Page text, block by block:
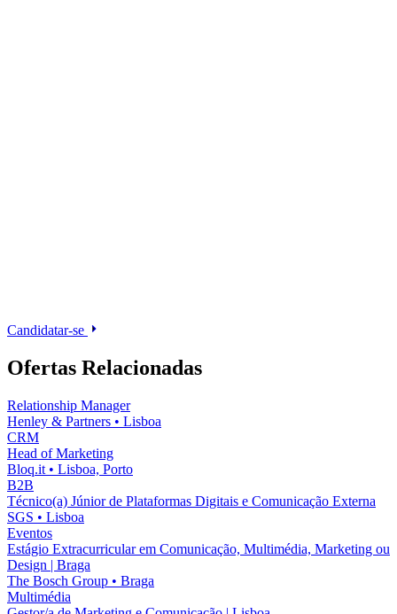
Candidatar-se
Ofertas Relacionadas
Relationship Manager
Henley & Partners • Lisboa
CRM
Head of Marketing
Bloq.it • Lisboa, Porto
B2B
Técnico(a) Júnior de Plataformas Digitais e Comunicação Externa
SGS • Lisboa
Eventos
Estágio Extracurricular em Comunicação, Multimédia, Marketing ou
Design | Braga
The Bosch Group • Braga
Multimédia